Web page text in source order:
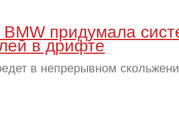
придумала
в дрифте
в непрерывном